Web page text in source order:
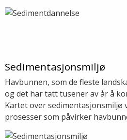
Sedimentasjonsmiljø
Havbunnen, som de fleste
og det har tatt tusener av år å
Kartet over sedimentasjonsmiljø
prosesser som påvirker